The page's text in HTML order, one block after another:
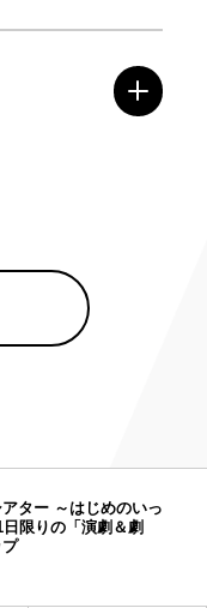
アター ～はじめのいっ
限りの「演劇＆劇